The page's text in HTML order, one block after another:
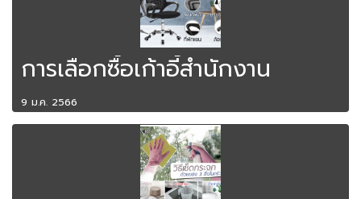
การเลือกซื้อเก้าอี้สำนักงาน
9 ม.ค. 2566